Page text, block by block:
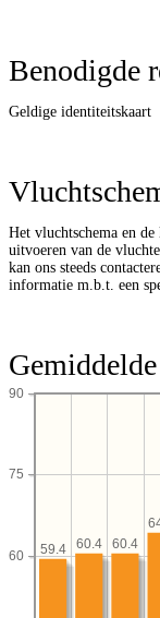
Benodigde
Geldige identiteitskaart
Het vluchtschema en
uitvoeren van de
kan ons steeds
informatie m.b.t. een